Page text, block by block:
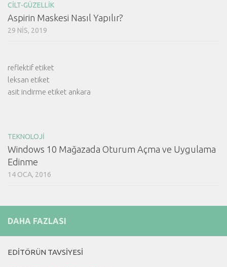
CILT-GÜZELLIK
Aspirin Maskesi Nasıl Yapılır?
29 NIS, 2019
reflektif etiket
leksan etiket
asit indirme etiket ankara
TEKNOLOJI
Windows 10 Mağazada Oturum Açma ve Uygulama
Edinme
14 OCA, 2016
DAHA FAZLASI
EDITÖRÜN TAVSIYESI